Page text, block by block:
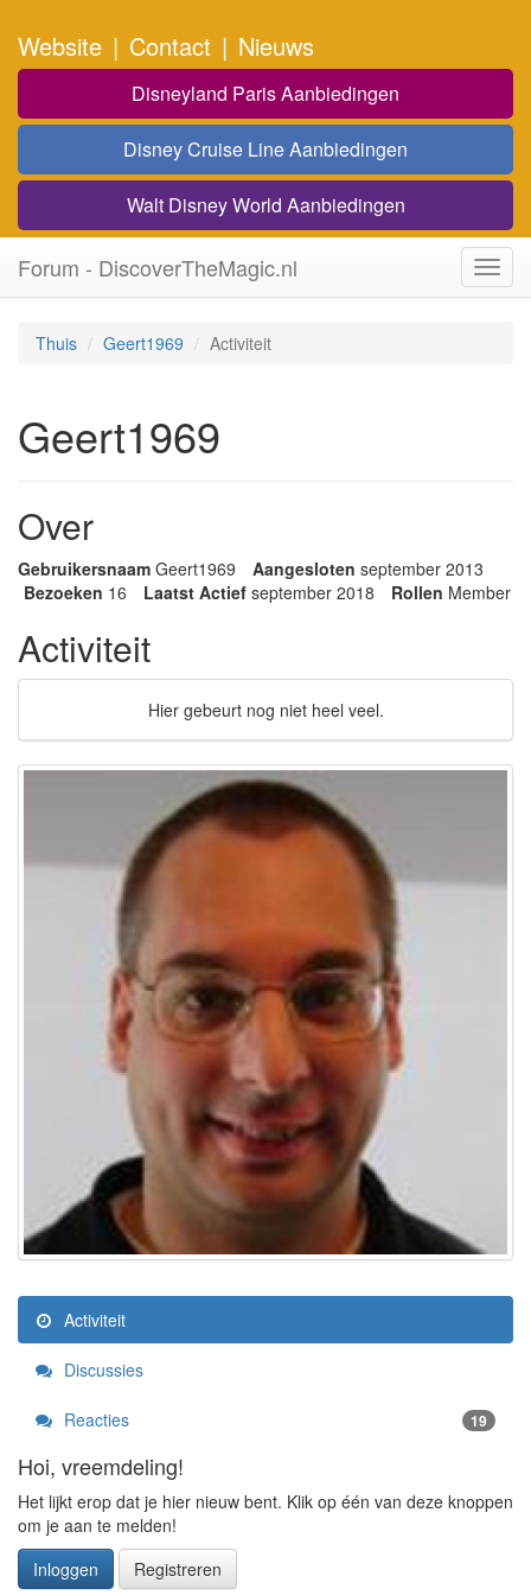
Website | Contact | Nieuws
Disneyland Paris Aanbiedingen
Disney Cruise Line Aanbiedingen
Walt Disney World Aanbiedingen
Forum - DiscoverTheMagic.nl
Thuis Geert1969 Activiteit
Geert1969
Over
Gebruikersnaam Geert1969 Aangesloten september 2013
Bezoeken 16 Laatst Actief september 2018 Rollen Member
Activiteit
Hier gebeurt nog niet heel veel.
Activiteit
Discussies
Reacties 19
Hoi, vreemdeling!
Het lijkt erop dat je hier nieuw bent. Klik op één van deze knoppen
om je aan te melden!
Inloggen
Registreren